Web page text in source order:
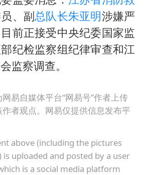
《龙餐馆》 冲奖
世界第1特鲁姆普斯诺克中国赛一轮游
上门女婿出轨女邻居多年被判重婚罪
景区回应“麦积山石窟看完需2000元”
曹颖儿子首次演长剧
、副总队长朱亚明涉嫌严
前正接受中央纪委国家监
纪检监察组纪律审查和江
监察调查。
易自媒体平台“网易号”作者上传
者观点。网易仅提供信息发布平
above (including the pictures
is uploaded and posted by a user
is a social media platform